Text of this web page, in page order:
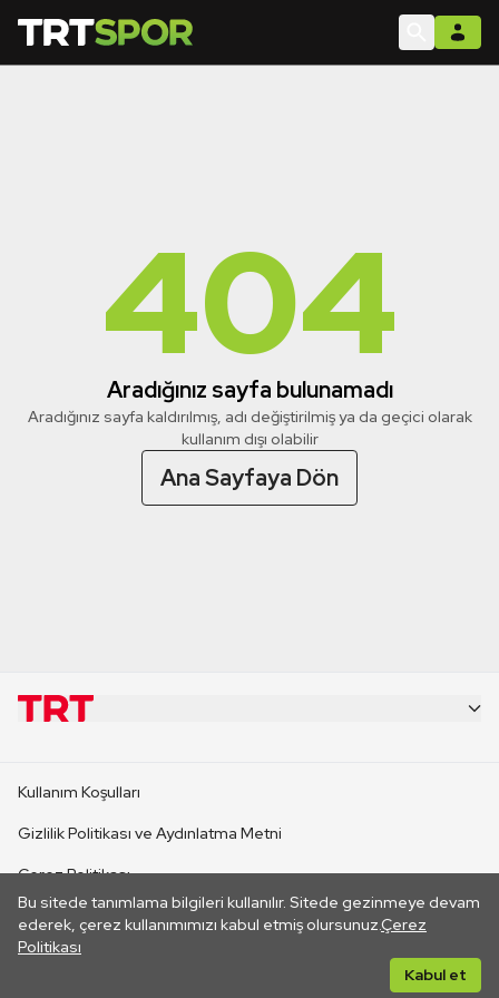
404
Aradığınız sayfa bulunamadı
Aradığınız sayfa kaldırılmış, adı değiştirilmiş ya da geçici olarak
kullanım dışı olabilir
Ana Sayfaya Dön
Bu sitede tanımlama bilgileri kullanılır. Sitede gezinmeye devam
ederek, çerez kullanımımızı kabul etmiş olursunuz.Çerez
Politikası
Kabul et
CANLI YAYINLAR
Kullanım Koşulları
Gizlilik Politikası ve Aydınlatma Metni
Çerez Politikası
İletişim
Her hakkı saklıdır. ©2026 TRT. Bağlantı yoluyla gidilen dış